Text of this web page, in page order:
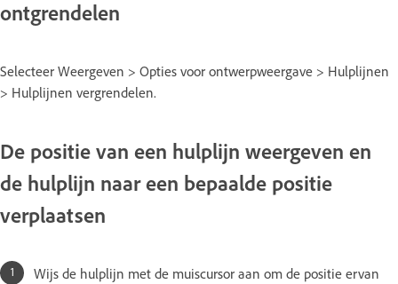
ontgrendelen
Selecteer Weergeven > Opties voor ontwerpweergave > Hulplijnen
> Hulplijnen vergrendelen.
De positie van een hulplijn weergeven en
de hulplijn naar een bepaalde positie
verplaatsen
Wijs de hulplijn met de muiscursor aan om de positie ervan